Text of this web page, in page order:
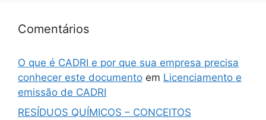
Comentários
O que é CADRI e por que sua empresa precisa
conhecer este documento em Licenciamento e
emissão de CADRI
RESÍDUOS QUÍMICOS – CONCEITOS